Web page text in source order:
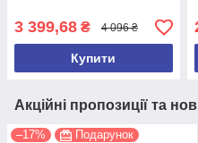
3 399,68 ₴ 4 096 ₴
Купити
Акційні пропозиції та
–17% Подарунок